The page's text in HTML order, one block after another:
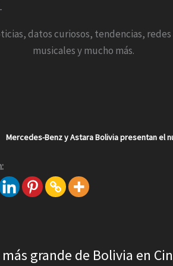
datos curiosos, tendencias,
musicales y mucho más.
Mercedes-Benz y Astara Bolivia presentan el
grande de Bolivia en